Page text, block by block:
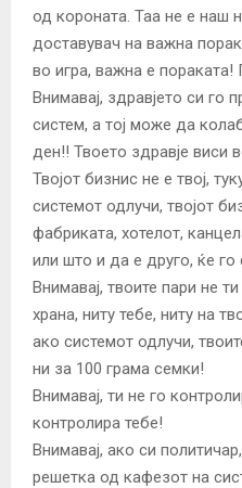
од короната. Таа не е наш
доставувач на важна
во игра, важна е пораката!
Внимавај, здравјето си го
систем, а тој може да
ден!! Твоето здравје виси
Твојот бизнис не е твој,
системот одлучи, твојот
фабриката, хотелот,
или што и да е друго, ќе го
Внимавај, твоите пари не
храна, ниту тебе, ниту на
ако системот одлучи,
ни за 100 грама семки!
Внимавај, ти не го
контролира тебе!
Внимавај, ако си
решетка од кафезот на